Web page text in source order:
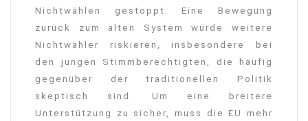
Nichtwählen gestoppt. Eine Bewegung
zurück zum alten System würde weitere
Nichtwähler riskieren, insbesondere bei
den jungen Stimmberechtigten, die häufig
gegenüber der traditionellen Politik
skeptisch sind. Um eine breitere
Unterstützung zu sicher, muss die EU mehr